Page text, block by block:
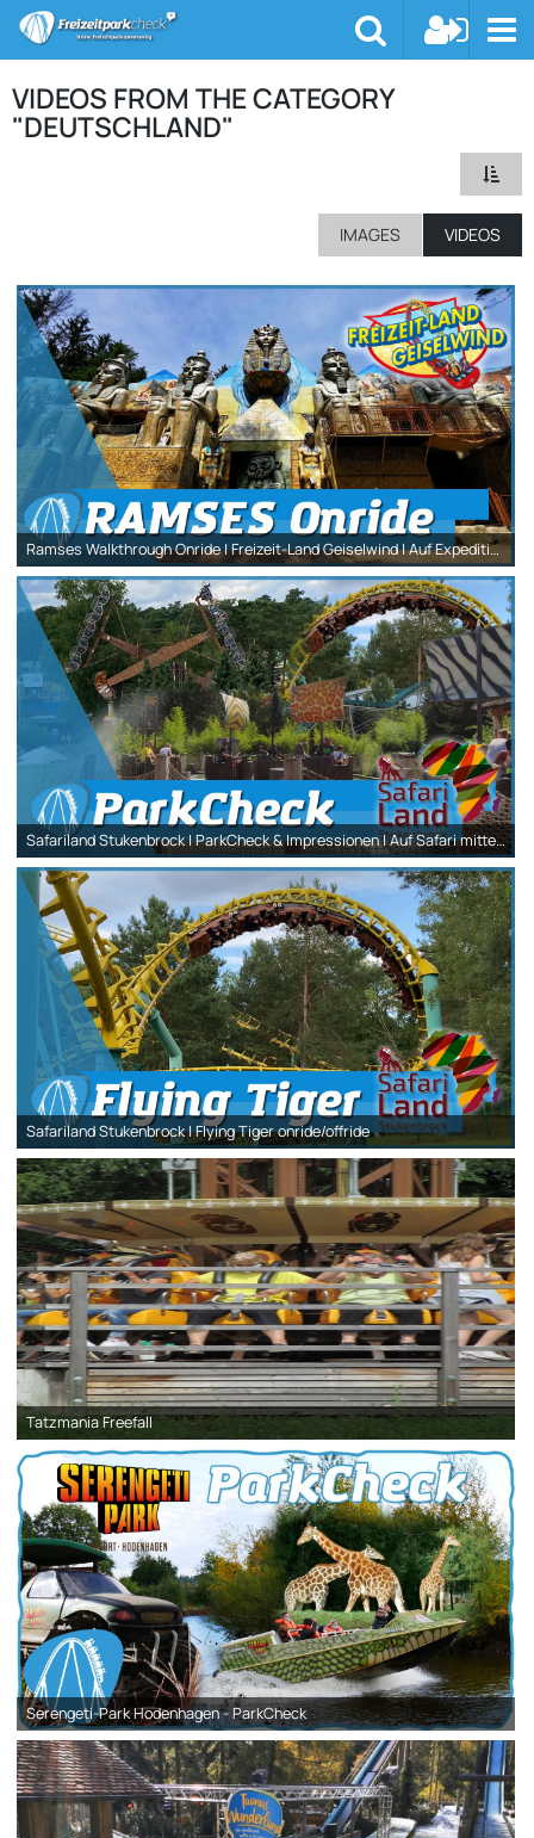
VIDEOS FROM THE CATEGORY
"DEUTSCHLAND"
IMAGES VIDEOS
Ramses Walkthrough Onride | Freizeit-Land Geiselwind | Auf Expedition im alten Ägypten!
Safariland Stukenbrock | ParkCheck & Impressionen | Auf Safari mitten in NRW!
Safariland Stukenbrock | Flying Tiger onride/offride
Tatzmania Freefall
Serengeti-Park Hodenhagen - ParkCheck